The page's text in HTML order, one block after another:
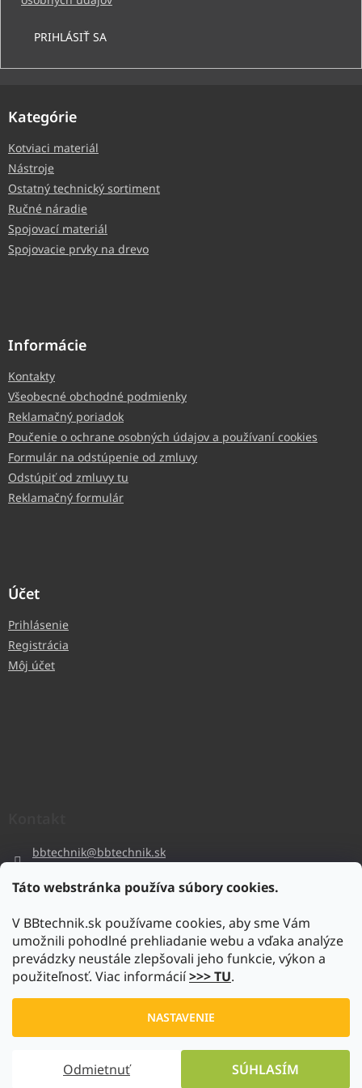
Táto webstránka používa súbory cookies.
V BBtechnik.sk používame cookies, aby sme Vám
umožnili pohodlné prehliadanie webu a vďaka analýze
prevádzky neustále zlepšovali jeho funkcie, výkon a
použiteľnosť. Viac informácií>>> TU.
NASTAVENIE
Odmietnuť SÚHLASÍM
PRIHLÁSIŤ SA
Kategórie
Kotviaci materiál
Nástroje
Ostatný technický sortiment
Ručné náradie
Spojovací materiál
Spojovacie prvky na drevo
Informácie
Kontakty
Všeobecné obchodné podmienky
Reklamačný poriadok
Poučenie o ochrane osobných údajov a používaní cookies
Formulár na odstúpenie od zmluvy
Odstúpiť od zmluvy tu
Reklamačný formulár
Účet
Prihlásenie
Registrácia
Môj účet
bbtechnik@bbtechnik.sk
bbtechnik
https://www.youtube.com/@bb-techniks.r.o.7746
www.bbtechnik.sk. Všetky práva vyhradené.
Upraviť nastavenie cookies